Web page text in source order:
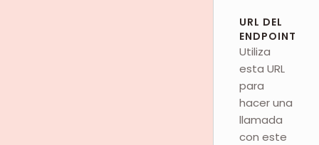
URL DEL
ENDPOINT
Utiliza
esta URL
para
hacer una
llamada
con este